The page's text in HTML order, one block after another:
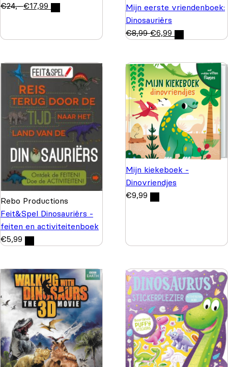
€24,- €17,99
Mijn eerste vriendenboek:
Dinosauriërs
€8,99 €6,99
Rebo Productions
Feit&Spel Dinosauriërs -
feiten en activiteitenboek
€5,99
Mijn kiekeboek -
Dinovriendjes
€9,99